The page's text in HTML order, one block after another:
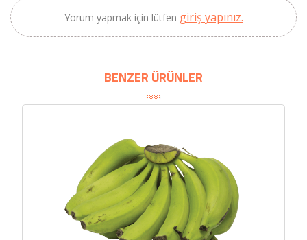
Yorum yapmak için lütfen giriş yapınız.
BENZER ÜRÜNLER